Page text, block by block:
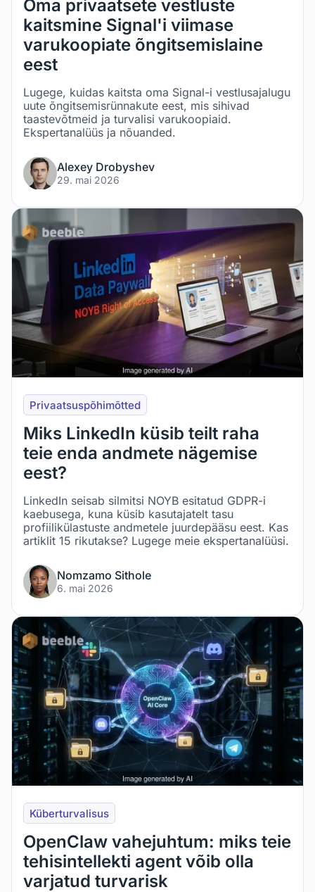
Oma privaatsete vestluste
kaitsmine Signal'i viimase
varukoopiate õngitsemislaine
eest
Lugege, kuidas kaitsta oma Signal-i vestlusajalugu
uute õngitsemisrünnakute eest, mis sihivad
taastevõtmeid ja turvalisi varukoopiaid.
Ekspertanalüüs ja nõuanded.
Alexey Drobyshev
29. mai 2026
Privaatsuspõhimõtted
Miks LinkedIn küsib teilt raha
teie enda andmete nägemise
eest?
LinkedIn seisab silmitsi NOYB esitatud GDPR-i
kaebusega, kuna küsib kasutajatelt tasu
profiilikülastuste andmetele juurdepääsu eest. Kas
artiklit 15 rikutakse? Lugege meie ekspertanalüüsi.
Nomzamo Sithole
6. mai 2026
Küberturvalisus
OpenClaw vahejuhtum: miks teie
tehisintellekti agent võib olla
varjatud turvarisk